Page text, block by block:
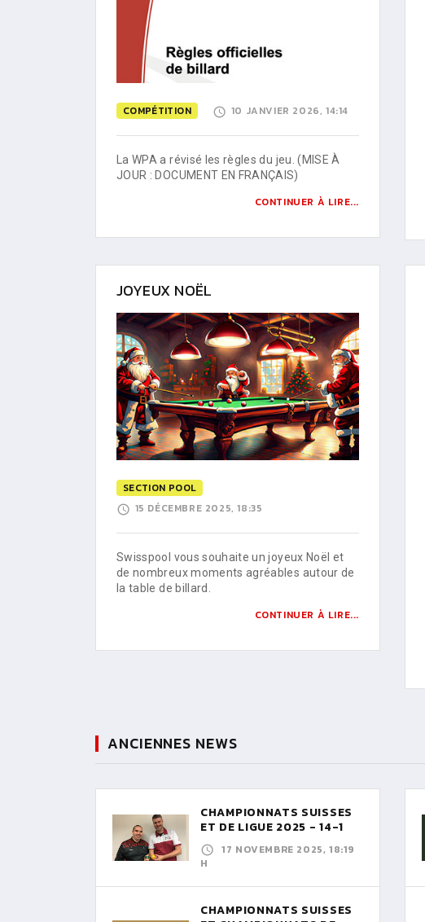
COMPÉTITION 10 JANVIER 2026, 14:14
La WPA a révisé les règles du jeu. (MISE À
JOUR : DOCUMENT EN FRANÇAIS)
CONTINUER À LIRE...
JOYEUX NOËL
SECTION POOL
15 DÉCEMBRE 2025, 18:35
Swisspool vous souhaite un joyeux Noël et
de nombreux moments agréables autour de
la table de billard.
CONTINUER À LIRE...
ANCIENNES NEWS
CHAMPIONNATS SUISSES
ET DE LIGUE 2025 - 14-1
17 NOVEMBRE 2025, 18:19
H
CHAMPIONNATS SUISSES